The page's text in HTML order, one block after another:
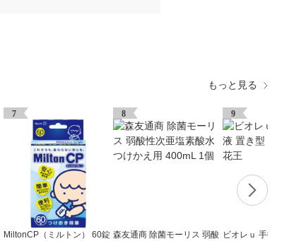
もっと見る
7
MiltonCP（ミルトン） 60錠
8
森友通商 除菌モーリス 弱酸
9
ビオレｕ 手指